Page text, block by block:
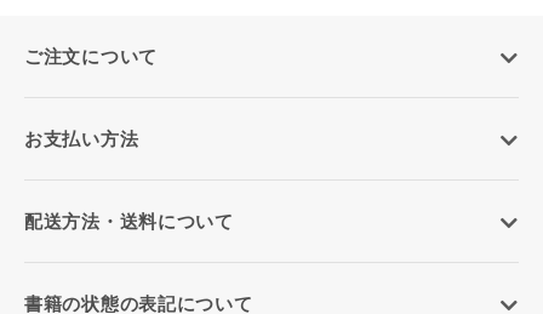
ご注文について
お支払い方法
配送方法・送料について
書籍の状態の表記について